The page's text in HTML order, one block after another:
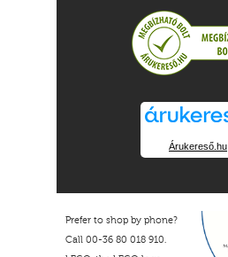
Árukereső.hu
Prefer to shop by phone?
Call 00-36 80 018 910.